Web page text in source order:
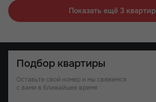
Показать ещё 3
Подбор квартиры
Оставьте свой номер и мы свяжемся
с вами в ближайшее время